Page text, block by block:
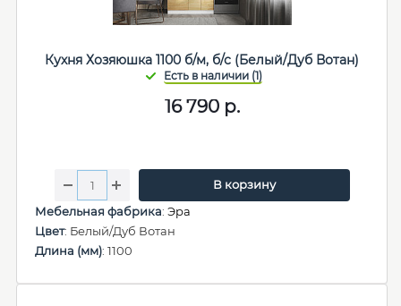
Кухня Хозяюшка 1100 б/м, б/с (Белый/Дуб Вотан)
16 790 р.
В корзину
Мебельная фабрика: Эра
Цвет: Белый/Дуб Вотан
Длина (мм): 1100